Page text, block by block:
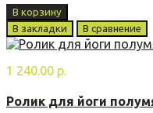
В корзину
В закладки
В сравнение
1 240.00 р.
Ролик для йоги